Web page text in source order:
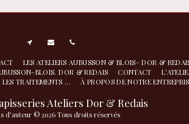
Ateliers Dor & Redais
d'auteur © 2026 Tous droits réservés
LES ATELIERS AUBUSSON & BLOIS- DOR &
BLOIS. DOR & REDAIS
CONTACT
TRAITEMENTS ...
À PROPOS DE NOTRE